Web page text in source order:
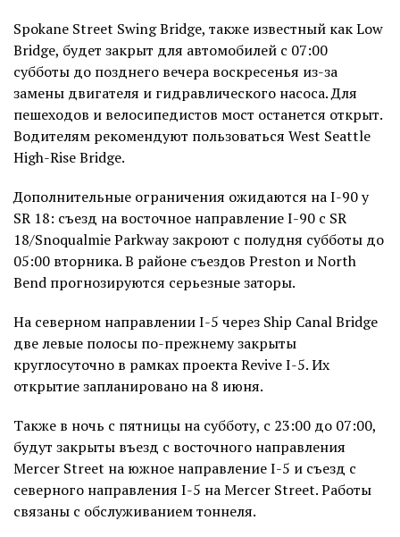
Spokane Street Swing Bridge, также известный как Low
Bridge, будет закрыт для автомобилей с 07:00
субботы до позднего вечера воскресенья из-за
замены двигателя и гидравлического насоса. Для
пешеходов и велосипедистов мост останется открыт.
Водителям рекомендуют пользоваться West Seattle
High-Rise Bridge.
Дополнительные ограничения ожидаются на I-90 у
SR 18: съезд на восточное направление I-90 с SR
18/Snoqualmie Parkway закроют с полудня субботы до
05:00 вторника. В районе съездов Preston и North
Bend прогнозируются серьезные заторы.
На северном направлении I-5 через Ship Canal Bridge
две левые полосы по-прежнему закрыты
круглосуточно в рамках проекта Revive I-5. Их
открытие запланировано на 8 июня.
Также в ночь с пятницы на субботу, с 23:00 до 07:00,
будут закрыты въезд с восточного направления
Mercer Street на южное направление I-5 и съезд с
северного направления I-5 на Mercer Street. Работы
связаны с обслуживанием тоннеля.